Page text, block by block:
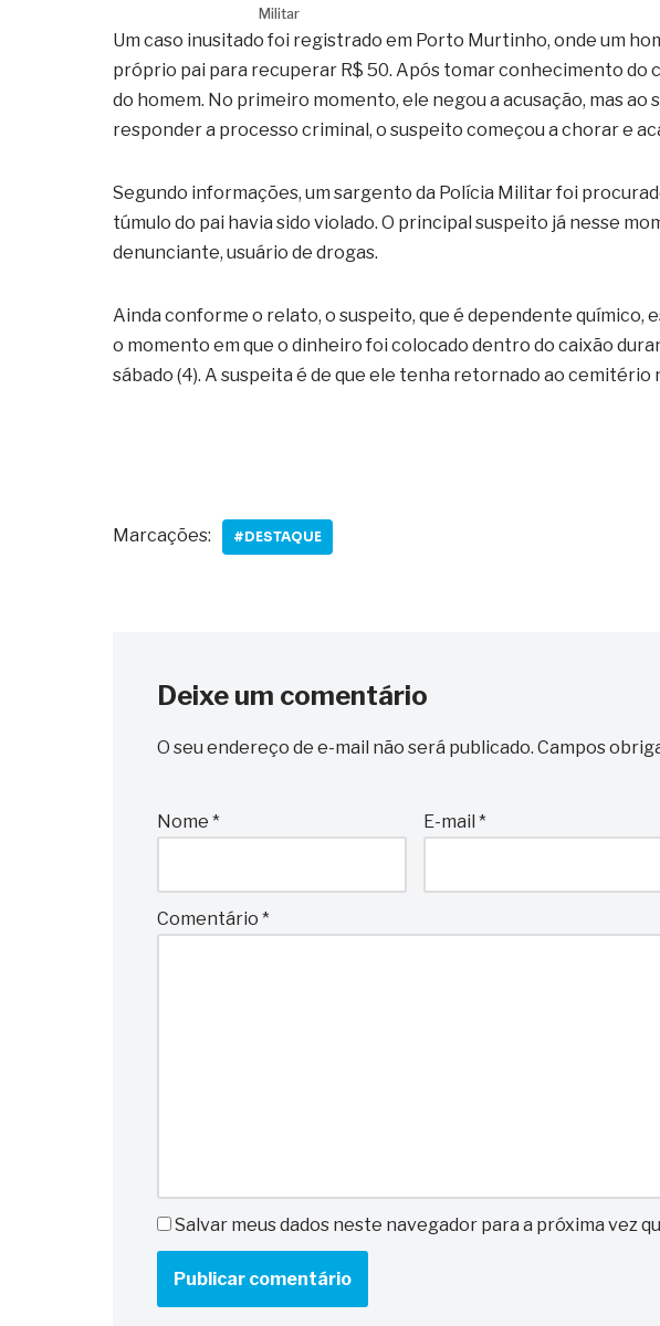
Militar
Um caso inusitado foi registrado em Porto Murtinho, onde um
próprio pai para recuperar R$ 50. Após tomar conhecimento do
do homem. No primeiro momento, ele negou a acusação, mas ao
responder a processo criminal, o suspeito começou a chorar e
Segundo informações, um sargento da Polícia Militar foi
túmulo do pai havia sido violado. O principal suspeito já nesse
denunciante, usuário de drogas.
Ainda conforme o relato, o suspeito, que é dependente
o momento em que o dinheiro foi colocado dentro do caixão
sábado (4). A suspeita é de que ele tenha retornado ao
Marcações: #DESTAQUE
Deixe um comentário
O seu endereço de e-mail não será publicado. Campos
Nome * E-mail*
Comentário *
Salvar meus dados neste navegador para a próxima vez